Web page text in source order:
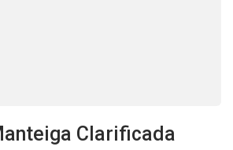
Clarificada